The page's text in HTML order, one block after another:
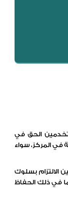
الحق في
في المركز، سواء
الالتزام بسلوك
في ذلك الحفاظ